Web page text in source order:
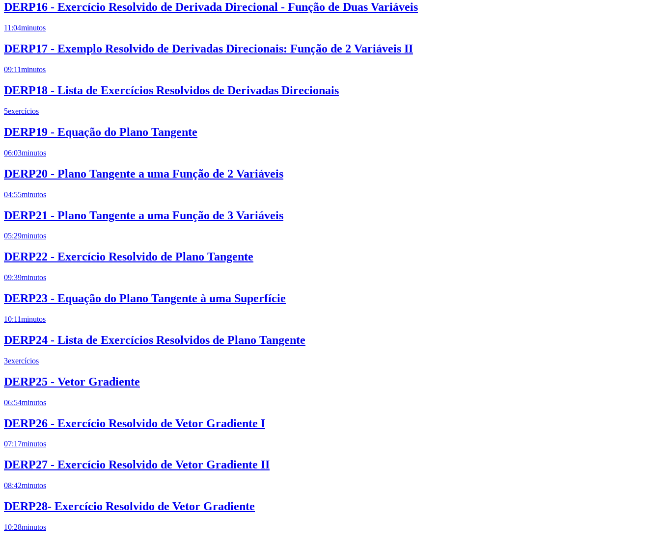
DERP16 - Exercício Resolvido de Derivada Direcional - Função de Duas Variáveis
11:04minutos
DERP17 - Exemplo Resolvido de Derivadas Direcionais: Função de 2 Variáveis II
09:11minutos
DERP18 - Lista de Exercícios Resolvidos de Derivadas Direcionais
5exercícios
DERP19 - Equação do Plano Tangente
06:03minutos
DERP20 - Plano Tangente a uma Função de 2 Variáveis
04:55minutos
DERP21 - Plano Tangente a uma Função de 3 Variáveis
05:29minutos
DERP22 - Exercício Resolvido de Plano Tangente
09:39minutos
DERP23 - Equação do Plano Tangente à uma Superfície
10:11minutos
DERP24 - Lista de Exercícios Resolvidos de Plano Tangente
3exercícios
DERP25 - Vetor Gradiente
06:54minutos
DERP26 - Exercício Resolvido de Vetor Gradiente I
07:17minutos
DERP27 - Exercício Resolvido de Vetor Gradiente II
08:42minutos
DERP28- Exercício Resolvido de Vetor Gradiente
10:28minutos